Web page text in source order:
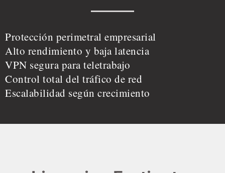
Protección perimetral empresarial
Alto rendimiento y baja latencia
VPN segura para teletrabajo
Control total del tráfico de red
Escalabilidad según crecimiento